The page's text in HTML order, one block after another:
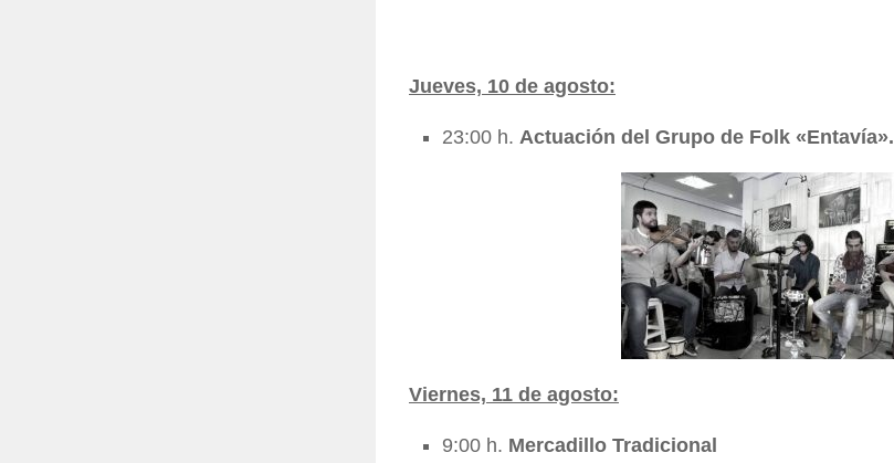
Jueves, 10 de agosto:
23:00 h. Actuación del Grupo de Folk «Entavía».
Viernes, 11 de agosto:
9:00 h. Mercadillo Tradicional